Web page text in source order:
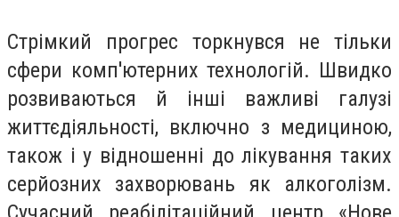
Стрімкий прогрес торкнувся не тільки
сфери комп'ютерних технологій. Швидко
розвиваються й інші важливі галузі
життєдіяльності, включно з медициною,
також і у відношенні до лікування таких
серйозних захворювань як алкоголізм.